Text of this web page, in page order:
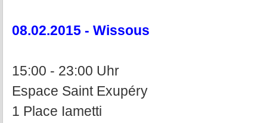
08.02.2015 - Wissous
15:00 - 23:00 Uhr
Espace Saint Exupéry
1 Place Iametti